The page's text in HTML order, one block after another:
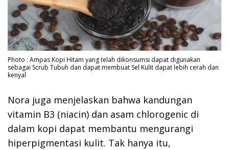
Photo : Ampas Kopi Hitam yang telah dikonsumsi dapat digunakan
sebagai Scrub Tubuh dan dapat membuat Sel Kulit dapat lebih cerah dan
kenyal
Nora juga menjelaskan bahwa kandungan
vitamin B3 (niacin) dan asam chlorogenic di
dalam kopi dapat membantu mengurangi
hiperpigmentasi kulit. Tak hanya itu,